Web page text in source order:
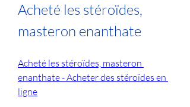
Acheté les stéroïdes,
masteron enanthate
Acheté les stéroïdes, masteron
enanthate - Acheter des stéroïdes en
ligne